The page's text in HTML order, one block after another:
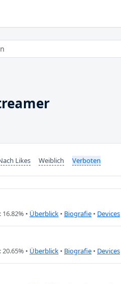
Likes Weiblich Verboten
16.82% • Überblick • Biografie • Devices
20.65% • Überblick • Biografie • Devices